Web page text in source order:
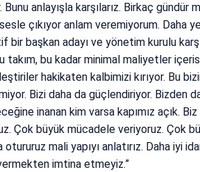
Bunu anlayışla karşılarız. Birkaç
çıkıyor anlam veremiyorum. Daha
bir başkan adayı ve yönetim kurulu
takım, bu kadar minimal maliyetler
hakikaten kalbimizi kırıyor. Bu
Bizi daha da güçlendiriyor. Bizden
inanan kim varsa kapımız açık.
Çok büyük mücadele veriyoruz. Çok
otururuz mali yapıyı anlatırız. Daha iyi
imtina etmeyiz.”